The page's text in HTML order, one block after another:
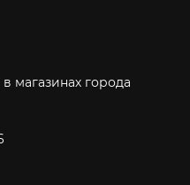
магазинах города